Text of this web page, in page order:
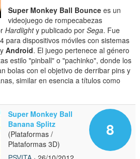
Super Monkey Ball Bounce es un
videojuego de rompecabezas
Hardlighty publicado porSega. Fue
para dispositivos móviles con sistemas
yAndroid. El juego pertenece al género
estilo "pinball" o "pachinko", donde los
bolas con el objetivo de derribar pins y
similar en esencia a títulos como
8
Super Monkey Ball
Banana Splitz
(Plataformas /
Plataformas 3D)